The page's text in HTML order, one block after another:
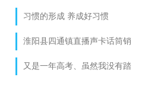
习惯的形成 养成好习惯
淮阳县四通镇直播声卡话筒销
售
又是一年高考、虽然我没有踏